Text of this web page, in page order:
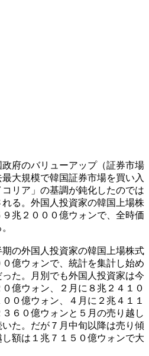
府のバリューアップ（証券市場
大規模で韓国証券市場を買い入
リア」の基調が鈍化したのでは
る。外国人投資家の韓国上場株
兆２０００億ウォンで、全時価
の外国人投資家の韓国上場株式
億ウォンで、統計を集計し始め
た。月別でも外国人投資家は今
億ウォン、２月に８兆２４１０
０億ウォン、４月に２兆４１１
６０億ウォンと５月の売り越し
た。だが７月中旬以降は売り傾
額は１兆７１５０億ウォンで大